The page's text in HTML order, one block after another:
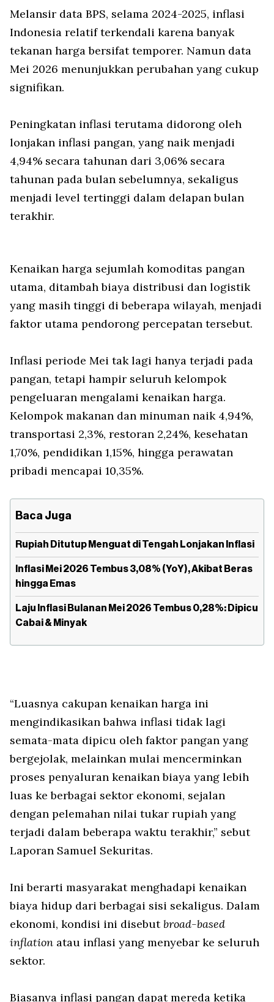
Melansir data BPS, selama 2024-2025, inflasi
Indonesia relatif terkendali karena banyak
tekanan harga bersifat temporer. Namun data
Mei 2026 menunjukkan perubahan yang cukup
signifikan.
Peningkatan inflasi terutama didorong oleh
lonjakan inflasi pangan, yang naik menjadi
4,94% secara tahunan dari 3,06% secara
tahunan pada bulan sebelumnya, sekaligus
menjadi level tertinggi dalam delapan bulan
terakhir.
Kenaikan harga sejumlah komoditas pangan
utama, ditambah biaya distribusi dan logistik
yang masih tinggi di beberapa wilayah, menjadi
faktor utama pendorong percepatan tersebut.
Inflasi periode Mei tak lagi hanya terjadi pada
pangan, tetapi hampir seluruh kelompok
pengeluaran mengalami kenaikan harga.
Kelompok makanan dan minuman naik 4,94%,
transportasi 2,3%, restoran 2,24%, kesehatan
1,70%, pendidikan 1,15%, hingga perawatan
pribadi mencapai 10,35%.
Baca Juga
Rupiah Ditutup Menguat di Tengah Lonjakan Inflasi
Inflasi Mei 2026 Tembus 3,08% (YoY), Akibat Beras
hingga Emas
Laju Inflasi Bulanan Mei 2026 Tembus 0,28%: Dipicu
Cabai & Minyak
“Luasnya cakupan kenaikan harga ini
mengindikasikan bahwa inflasi tidak lagi
semata-mata dipicu oleh faktor pangan yang
bergejolak, melainkan mulai mencerminkan
proses penyaluran kenaikan biaya yang lebih
luas ke berbagai sektor ekonomi, sejalan
dengan pelemahan nilai tukar rupiah yang
terjadi dalam beberapa waktu terakhir,” sebut
Laporan Samuel Sekuritas.
Ini berarti masyarakat menghadapi kenaikan
biaya hidup dari berbagai sisi sekaligus. Dalam
ekonomi, kondisi ini disebutbroad-based
inflation atau inflasi yang menyebar ke seluruh
sektor.
Biasanya inflasi pangan dapat mereda ketika